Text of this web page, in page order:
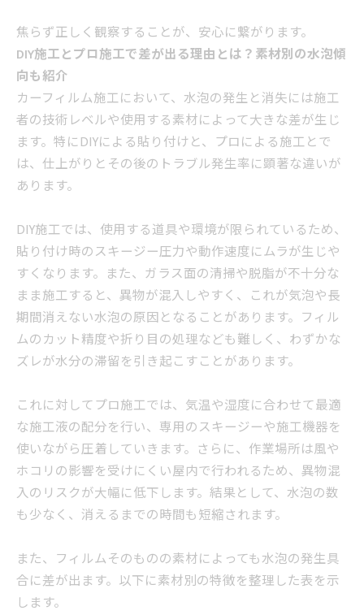
焦らず正しく観察することが、安心に繋がります。
DIY施工とプロ施工で差が出る理由とは？素材別の水泡傾
向も紹介
カーフィルム施工において、水泡の発生と消失には施工
者の技術レベルや使用する素材によって大きな差が生じ
ます。特にDIYによる貼り付けと、プロによる施工とで
は、仕上がりとその後のトラブル発生率に顕著な違いが
あります。
DIY施工では、使用する道具や環境が限られているため、
貼り付け時のスキージー圧力や動作速度にムラが生じや
すくなります。また、ガラス面の清掃や脱脂が不十分な
まま施工すると、異物が混入しやすく、これが気泡や長
期間消えない水泡の原因となることがあります。フィル
ムのカット精度や折り目の処理なども難しく、わずかな
ズレが水分の滞留を引き起こすことがあります。
これに対してプロ施工では、気温や湿度に合わせて最適
な施工液の配分を行い、専用のスキージーや施工機器を
使いながら圧着していきます。さらに、作業場所は風や
ホコリの影響を受けにくい屋内で行われるため、異物混
入のリスクが大幅に低下します。結果として、水泡の数
も少なく、消えるまでの時間も短縮されます。
また、フィルムそのものの素材によっても水泡の発生具
合に差が出ます。以下に素材別の特徴を整理した表を示
します。